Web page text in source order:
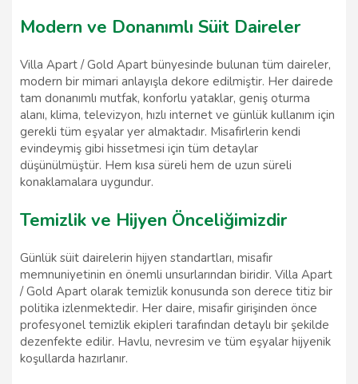
Modern ve Donanımlı Süit Daireler
Villa Apart / Gold Apart bünyesinde bulunan tüm daireler,
modern bir mimari anlayışla dekore edilmiştir. Her dairede
tam donanımlı mutfak, konforlu yataklar, geniş oturma
alanı, klima, televizyon, hızlı internet ve günlük kullanım için
gerekli tüm eşyalar yer almaktadır. Misafirlerin kendi
evindeymiş gibi hissetmesi için tüm detaylar
düşünülmüştür. Hem kısa süreli hem de uzun süreli
konaklamalara uygundur.
Temizlik ve Hijyen Önceliğimizdir
Günlük süit dairelerin hijyen standartları, misafir
memnuniyetinin en önemli unsurlarından biridir. Villa Apart
/ Gold Apart olarak temizlik konusunda son derece titiz bir
politika izlenmektedir. Her daire, misafir girişinden önce
profesyonel temizlik ekipleri tarafından detaylı bir şekilde
dezenfekte edilir. Havlu, nevresim ve tüm eşyalar hijyenik
koşullarda hazırlanır.